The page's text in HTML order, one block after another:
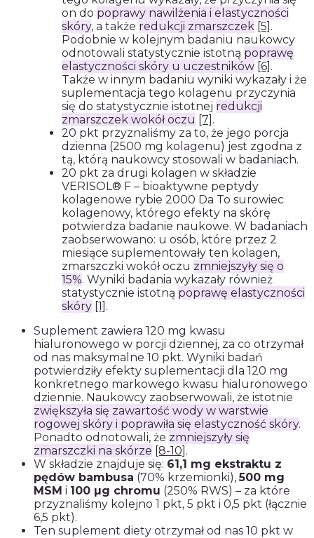
on do poprawy nawilżenia i elastyczności
skóry, a także redukcji zmarszczek [5] .
Podobnie w kolejnym badaniu naukowcy
odnotowali statystycznie istotną poprawę
elastyczności skóry u uczestników [6] .
Także w innym badaniu wyniki wykazały i że
suplementacja tego kolagenu przyczynia
się do statystycznie istotnej redukcji
zmarszczek wokół oczu [7] .
20 pkt przyznaliśmy za to, że jego porcja
dzienna (2500 mg kolagenu) jest zgodna z
tą, którą naukowcy stosowali w badaniach.
20 pkt za drugi kolagen w składzie
VERISOL® F – bioaktywne peptydy
kolagenowe rybie 2000 Da To surowiec
kolagenowy, którego efekty na skórę
potwierdza badanie naukowe. W badaniach
zaobserwowano: u osób, które przez 2
miesiące suplementowały ten kolagen,
zmarszczki wokół oczu zmniejszyły się o
15%. Wyniki badania wykazały również
statystycznie istotną poprawę elastyczności
skóry [1] .
Suplement zawiera 120 mg kwasu
hialuronowego w porcji dziennej, za co otrzymał
od nas maksymalne 10 pkt. Wyniki badań
potwierdziły efekty suplementacji dla 120 mg
konkretnego markowego kwasu hialuronowego
dziennie. Naukowcy zaobserwowali, że istotnie
zwiększyła się zawartość wody w warstwie
rogowej skóry i poprawiła się elastyczność skóry.
Ponadto odnotowali, że zmniejszyły się
zmarszczki na skórze [8-10] .
W składzie znajduje się: 61,1 mg ekstraktu z
pędów bambusa (70% krzemionki),500 mg
MSM i 100 µg chromu (250% RWS) – za które
przyznaliśmy kolejno 1 pkt, 5 pkt i 0,5 pkt (łącznie
6,5 pkt).
Ten suplement diety otrzymał od nas 10 pkt w